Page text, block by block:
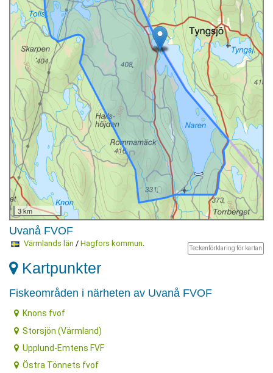
3 km
Uvanå FVOF
Teckenförklaring för kartan
Värmlands län / Hagfors kommun.
Kartpunkter
Fiskeområden i närheten av Uvanå FVOF
Knons fvof
Storsjön (Värmland)
Upplund-Emtens FVF
Östra Tönnets fvof